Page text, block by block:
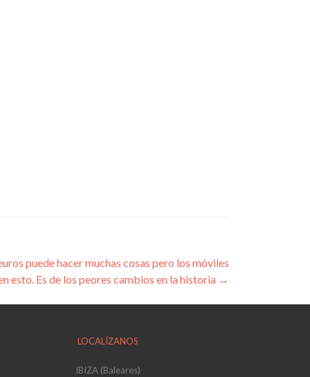
puede hacer muchas cosas pero los móviles
esto. Es de los peores cambios en la historia →
LOCALÍZANOS
IBIZA (Baleares)